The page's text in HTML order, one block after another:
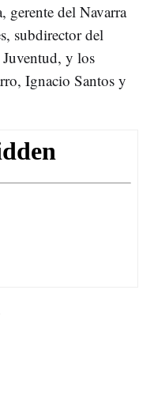
gerente del Navarra
subdirector del
y los
Ignacio Santos y